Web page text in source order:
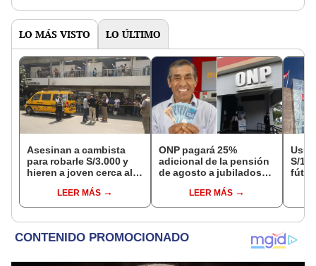
LO MÁS VISTO LO ÚLTIMO
Asesinan a cambista
para robarle S/3.000 y
hieren a joven cerca al
CercadoLEER MÁS
ONP pagará 25%
adicional de la pensión
de agosto a jubilados
requisito: ¿cómo saber
si soy beneficiario?
LEER MÁS
S/